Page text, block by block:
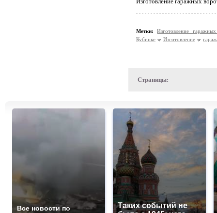
Метки:
Изготовление
Кубинке
Изготовление
Страницы:
Все новости по
Таких событий не